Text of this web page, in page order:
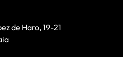
de Haro, 19-21